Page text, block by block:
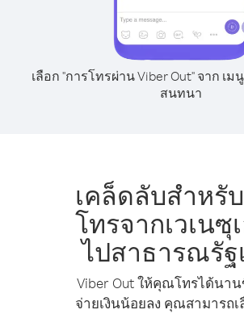
เลือก "การโทรผ่าน Viber Out" จาก เ
สนทนา
เคล็ดลับสำหรั
โทรจากเวเนซุ
ไปสาธารณรัฐ
Viber Out ให้คุณโทรได้นา
จ่ายเงินน้อยลง คุณสามารถเ